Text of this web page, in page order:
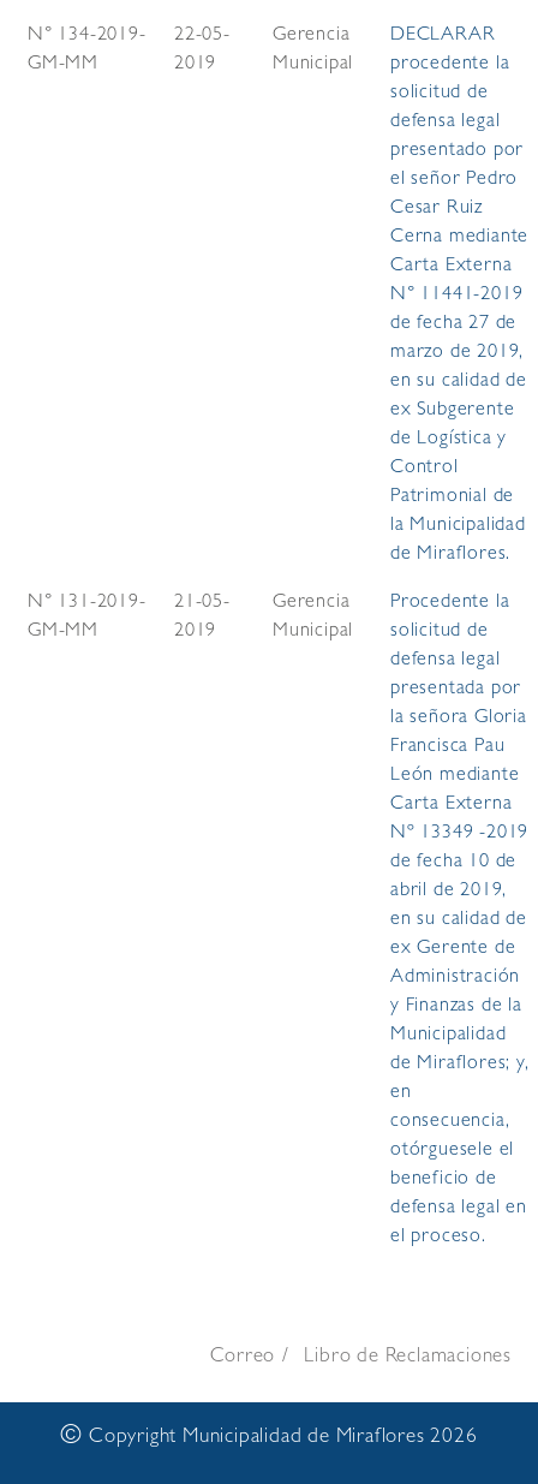
N° 134-2019-
GM-MM
22-05-
2019
Gerencia
Municipal
DECLARAR
procedente la
solicitud de
defensa legal
presentado por
el señor Pedro
Cesar Ruiz
Cerna mediante
Carta Externa
N° 11441-2019
de fecha 27 de
marzo de 2019,
en su calidad de
ex Subgerente
de Logística y
Control
Patrimonial de
la Municipalidad
de Miraflores.
N° 131-2019-
GM-MM
21-05-
2019
Gerencia
Municipal
Procedente la
solicitud de
defensa legal
presentada por
la señora Gloria
Francisca Pau
León mediante
Carta Externa
Nº 13349 -2019
de fecha 10 de
abril de 2019,
en su calidad de
ex Gerente de
Administración
y Finanzas de la
Municipalidad
de Miraflores; y,
en
consecuencia,
otórguesele el
beneficio de
defensa legal en
el proceso.
Correo Libro de Reclamaciones
© Copyright Municipalidad de Miraflores 2026